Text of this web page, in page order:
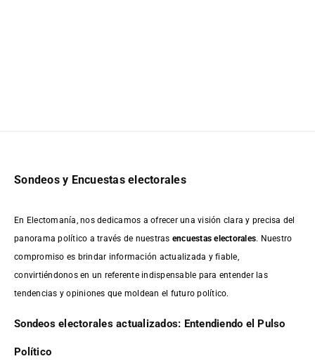
Sondeos y Encuestas electorales
En Electomanía, nos dedicamos a ofrecer una visión clara y precisa del
panorama político a través de nuestras encuestas electorales. Nuestro
compromiso es brindar información actualizada y fiable,
convirtiéndonos en un referente indispensable para entender las
tendencias y opiniones que moldean el futuro político.
Sondeos electorales actualizados: Entendiendo el Pulso
Político